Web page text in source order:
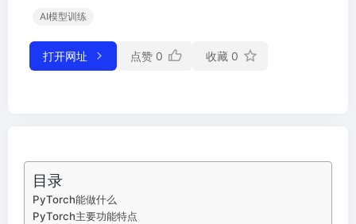
AI模型训练
打开网址 点赞 0 收藏 0
目录
PyTorch能做什么
PyTorch主要功能特点